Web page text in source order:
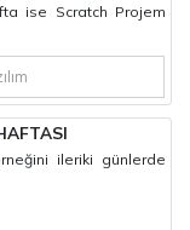
ise Scratch Projem
ileriki günlerde